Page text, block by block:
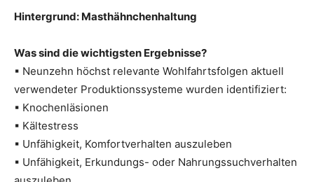
Hintergrund: Masthähnchenhaltung
Was sind die wichtigsten Ergebnisse?
▪ Neunzehn höchst relevante Wohlfahrtsfolgen aktuell
verwendeter Produktionssysteme wurden identifiziert:
▪ Knochenläsionen
▪ Kältestress
▪ Unfähigkeit, Komfortverhalten auszuleben
▪ Unfähigkeit, Erkundungs- oder Nahrungssuchverhalten